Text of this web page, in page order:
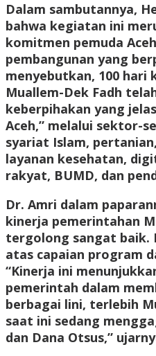
Dalam sambutannya,
bahwa kegiatan ini
komitmen pemuda
pembangunan yang
menyebutkan, 100 hari
Muallem-Dek Fadh
keberpihakan yang
Aceh,” melalui sektor-
syariat Islam,
layanan kesehatan,
rakyat, BUMD, dan
Dr. Amri dalam
kinerja pemerintahan
tergolong sangat baik.
atas capaian program
“Kinerja ini
pemerintah dalam
berbagai lini, terlebih
saat ini sedang
dan Dana Otsus,”